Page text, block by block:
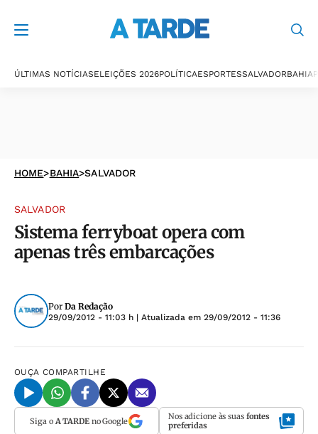
ÚLTIMAS NOTÍCIASELEIÇÕES 2026POLÍTICAESPORTESSALVADORBAHIA
HOME>BAHIA>SALVADOR
SALVADOR
Sistema ferryboat opera com
apenas três embarcações
Por Da Redação
29/09/2012 - 11:03 h | Atualizada em 29/09/2012 - 11:36
OUÇA COMPARTILHE
Siga o A TARDEno Google Nos adicione às suas fontes
preferidas